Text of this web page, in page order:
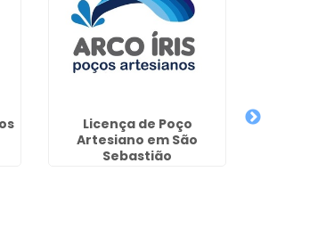
Licença de Poço
Artesiano em São
Sebastião